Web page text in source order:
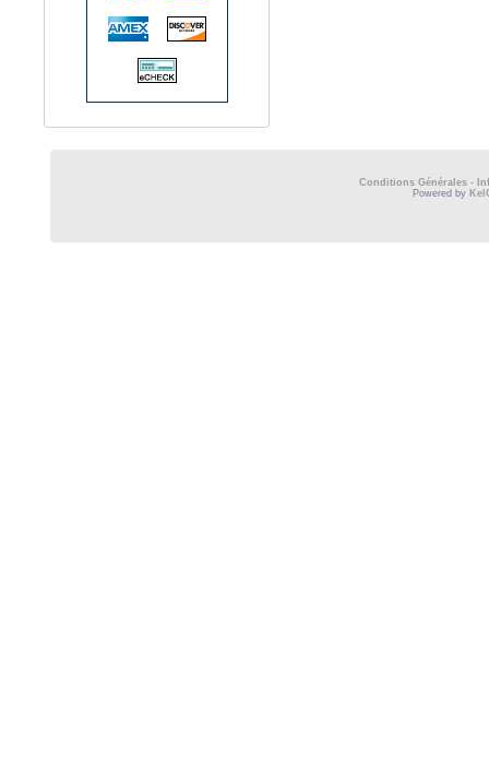
Conditions Générales -
Powered by